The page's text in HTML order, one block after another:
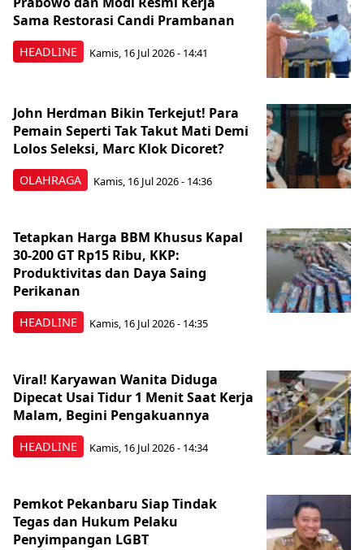
HEADLINE
Sama Restorasi Candi Prambanan
Kamis, 16 Jul 2026 - 14:41
OLAHRAGA
John Herdman Bikin Terkejut! Para
Pemain Seperti Tak Takut Mati Demi
Lolos Seleksi, Marc Klok Dicoret?
Kamis, 16 Jul 2026 - 14:36
HEADLINE
Tetapkan Harga BBM Khusus Kapal
30-200 GT Rp15 Ribu, KKP:
Produktivitas dan Daya Saing
Perikanan
Kamis, 16 Jul 2026 - 14:35
HEADLINE
Viral! Karyawan Wanita Diduga
Dipecat Usai Tidur 1 Menit Saat Kerja
Malam, Begini Pengakuannya
Kamis, 16 Jul 2026 - 14:34
Pemkot Pekanbaru Siap Tindak
Tegas dan Hukum Pelaku
Penyimpangan LGBT